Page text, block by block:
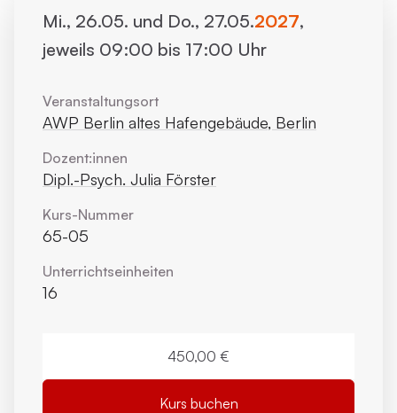
Mi., 26.05. und Do., 27.05.2027,
jeweils 09:00 bis 17:00 Uhr
Veranstaltungsort
AWP Berlin altes Hafengebäude, Berlin
Dozent:innen
Dipl.-Psych. Julia Förster
Kurs-Nummer
65-05
Unterrichts­einheiten
16
450,00 €
Kurs buchen